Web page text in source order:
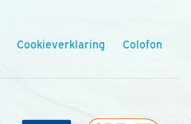
Cookieverklaring Colofon